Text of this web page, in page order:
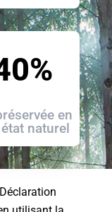
en
naturel